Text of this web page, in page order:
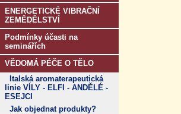
ENERGETICKÉ VIBRAČNÍ
ZEMĚDĚLSTVÍ
Podmínky účasti na
seminářích
VĚDOMÁ PÉČE O TĚLO
Italská aromaterapeutická
linie VÍLY - ELFI - ANDĚLÉ -
ESEJCI
Jak objednat produkty?